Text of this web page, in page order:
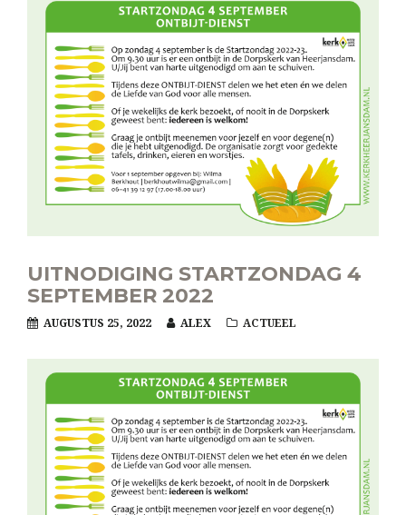
UITNODIGING STARTZONDAG 4
SEPTEMBER 2022
AUGUSTUS 25, 2022 ALEX ACTUEEL